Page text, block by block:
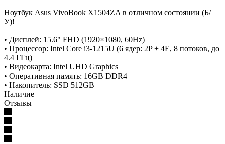
Ноутбук Asus VivoBook X1504ZA в отличном состоянии (Б/
У)!
• Дисплей: 15.6" FHD (1920×1080, 60Hz)
• Процессор: Intel Core i3-1215U (6 ядер: 2P + 4E, 8 потоков, до
4.4 ГГц)
• Видеокарта: Intel UHD Graphics
• Оперативная память: 16GB DDR4
• Накопитель: SSD 512GB
Наличие
Отзывы